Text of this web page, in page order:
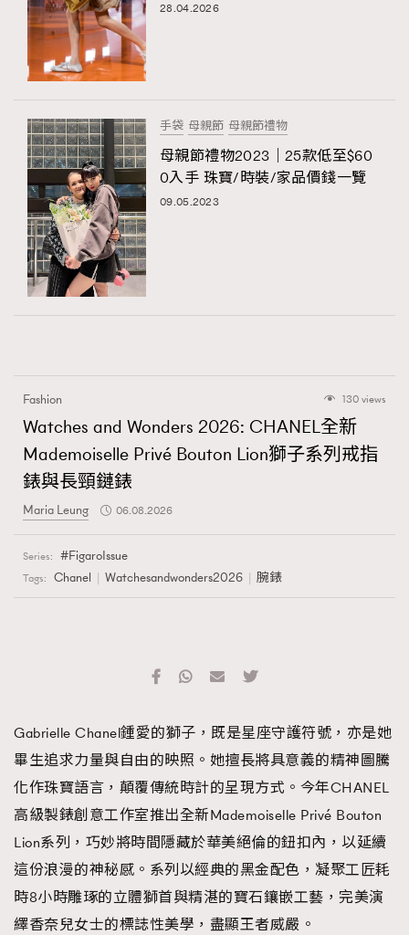
28.04.2026
手袋 母親節 母親節禮物
母親節禮物2023｜25款低至$60
0入手 珠寶/時裝/家品價錢一覽
09.05.2023
Fashion 130 views
Watches and Wonders 2026: CHANEL全新
Mademoiselle Privé Bouton Lion獅子系列戒指
錶與長頸鏈錶
Maria Leung 06.08.2026
Series: FigaroIssue
Tags: Chanel Watchesandwonders2026 腕錶
Gabrielle Chanel鍾愛的獅子，既是星座守護符號，亦是她
畢生追求力量與自由的映照。她擅長將具意義的精神圖騰
化作珠寶語言，顛覆傳統時計的呈現方式。今年CHANEL
高級製錶創意工作室推出全新Mademoiselle Privé Bouton
Lion系列，巧妙將時間隱藏於華美絕倫的鈕扣內，以延續
這份浪漫的神秘感。系列以經典的黑金配色，凝聚工匠耗
時8小時雕琢的立體獅首與精湛的寶石鑲嵌工藝，完美演
繹香奈兒女士的標誌性美學，盡顯王者威嚴。